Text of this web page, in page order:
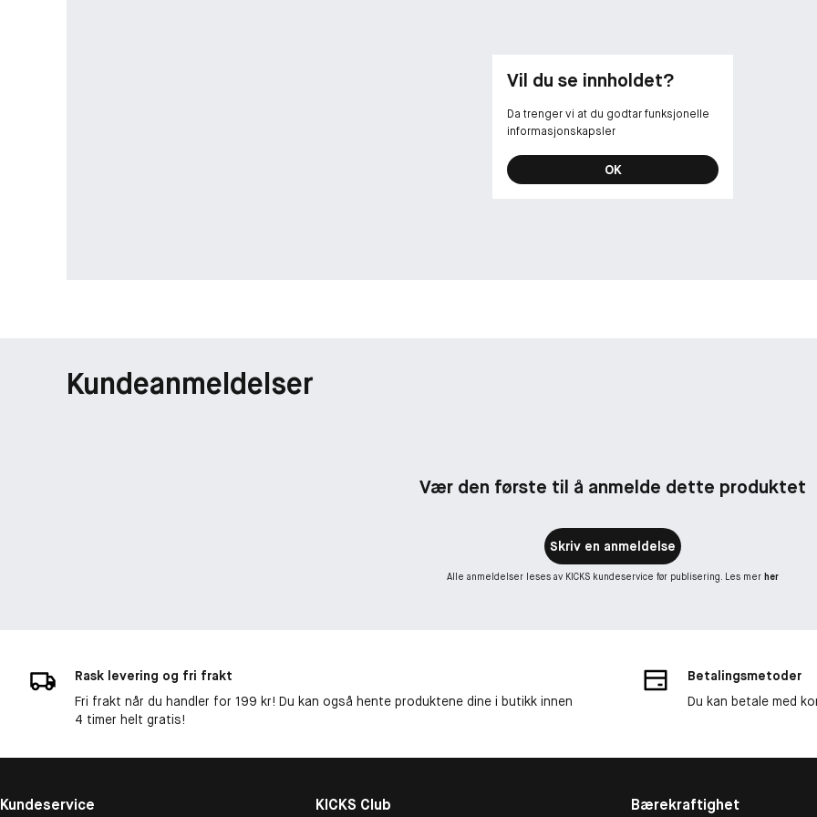
Vil du se innholdet?
Da trenger vi at du godtar funksjonelle
informasjonskapsler
OK
Kundeanmeldelser
Vær den første til å anmelde dette produktet
Skriv en anmeldelse
Alle anmeldelser leses av KICKS kundeservice før publisering. Les mer her
Rask levering og fri frakt
Fri frakt når du handler for 199 kr! Du kan også hente produktene dine i butikk innen
4 timer helt gratis!
Betalingsmetoder
Du kan betale med
Kundeservice KICKS Club Bærekraftighet